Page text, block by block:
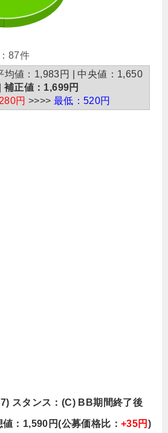
87件
均値：1,983円 | 中央値：1,650
補正値：1,699円
円 >>>> 最低：520円
スタンス：(C) BB期間終了後
値：1,590円(公募価格比： +35円 )